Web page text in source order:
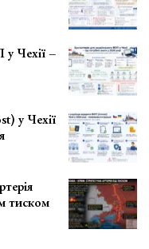
у Чехії –
у Чехії
тиском